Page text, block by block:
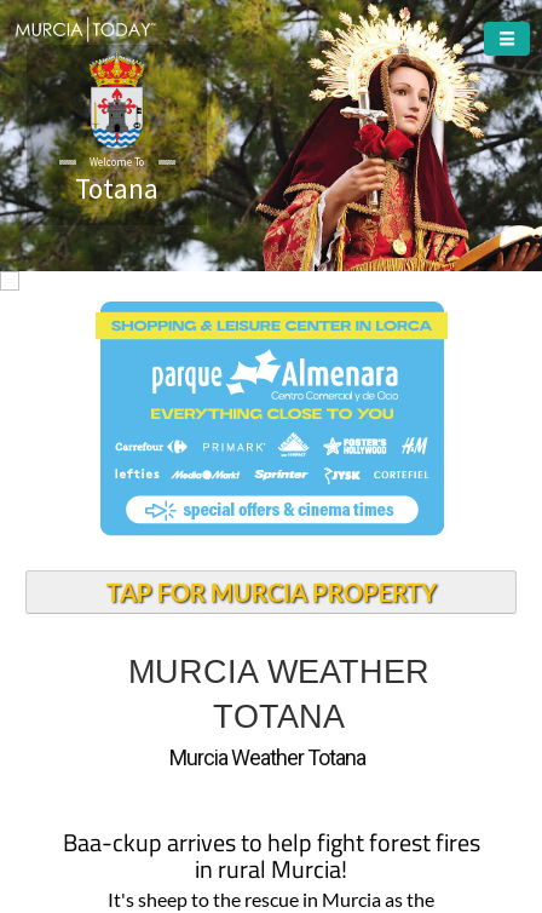
Welcome To
Totana
TAP FOR MURCIA PROPERTY
MURCIA WEATHER
TOTANA
Murcia Weather Totana
Baa-ckup arrives to help fight forest fires
in rural Murcia!
It's sheep to the rescue in Murcia as the